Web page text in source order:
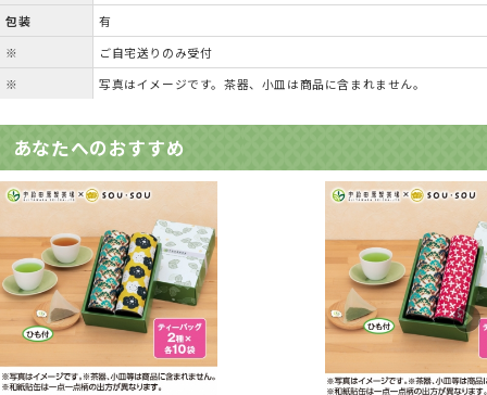
包装
有
※
ご自宅送りのみ受付
※
写真はイメージです。茶器、小皿は商品に含まれません。
あなたへのおすすめ